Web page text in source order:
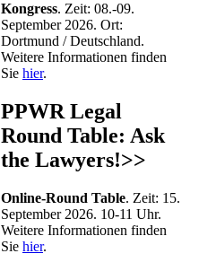
Kongress. Zeit: 08.-09.
September 2026. Ort:
Dortmund / Deutschland.
Weitere Informationen finden
Sie hier.
PPWR Legal
Round Table: Ask
the Lawyers!>>
Online-Round Table. Zeit: 15.
September 2026. 10-11 Uhr.
Weitere Informationen finden
Sie hier.